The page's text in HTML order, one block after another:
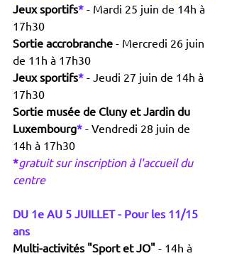
Jeux sportifs* - Mardi 25 juin de 14h à
17h30
Sortie accrobranche - Mercredi 26 juin
de 11h à 17h30
Jeux sportifs* - Jeudi 27 juin de 14h à
17h30
Sortie musée de Cluny et Jardin du
Luxembourg* - Vendredi 28 juin de
14h à 17h30
*gratuit sur inscription à l'accueil du
centre
DU 1e AU 5 JUILLET - Pour les 11/15
ans
Multi-activités "Sport et JO" - 14h à